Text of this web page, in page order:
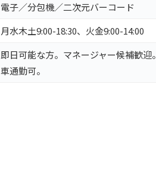
電子／分包機／二次元バーコード
月水木土9:00-18:30、火金9:00-14:00
即日可能な方。マネージャー候補歓迎。
車通勤可。